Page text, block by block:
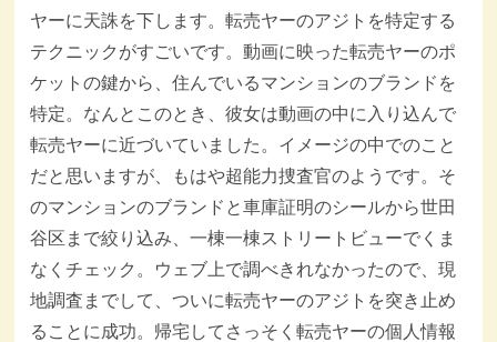
ヤーに天誅を下します。転売ヤーのアジトを特定する
テクニックがすごいです。動画に映った転売ヤーのポ
ケットの鍵から、住んでいるマンションのブランドを
特定。なんとこのとき、彼女は動画の中に入り込んで
転売ヤーに近づいていました。イメージの中でのこと
だと思いますが、もはや超能力捜査官のようです。そ
のマンションのブランドと車庫証明のシールから世田
谷区まで絞り込み、一棟一棟ストリートビューでくま
なくチェック。ウェブ上で調べきれなかったので、現
地調査までして、ついに転売ヤーのアジトを突き止め
ることに成功。帰宅してさっそく転売ヤーの個人情報